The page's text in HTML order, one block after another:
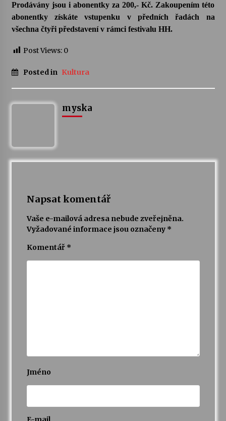
Prodávány jsou i abonentky za 200,- Kč. Zakoupením této
abonentky získáte vstupenku v předních řadách na
všechna čtyři představení v rámci festivalu HH.
Post Views: 0
Posted in Kultura
myska
Napsat komentář
Vaše e-mailová adresa nebude zveřejněna.
Vyžadované informace jsou označeny *
Komentář *
Jméno